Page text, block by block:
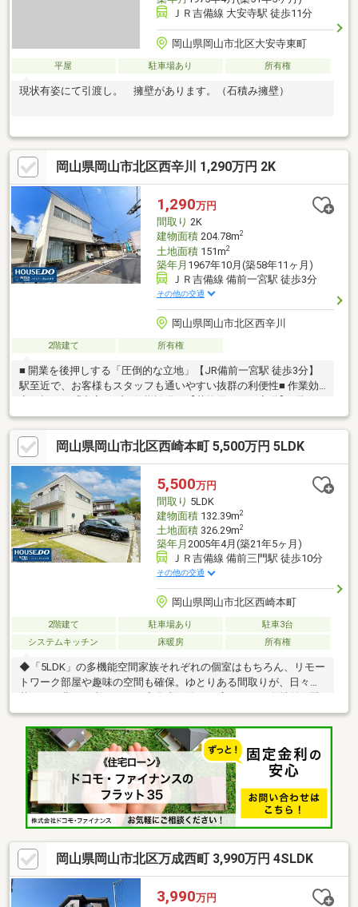
ＪＲ吉備線 大安寺駅 徒歩11分
岡山県岡山市北区大安寺東町
平屋 駐車場あり 所有権
現状有姿にて引渡し。 擁壁があります。（石積み擁壁）
岡山県岡山市北区西辛川 1,290万円 2K
1,290万円
間取り 2K
建物面積204.78m2
土地面積151m2
築年月 1967年10月(築58年11ヶ月)
ＪＲ吉備線 備前一宮駅 徒歩3分
その他の交通
岡山県岡山市北区西辛川
2階建て 所有権
■ 開業を後押しする「圧倒的な立地」【JR備前一宮駅 徒歩3分】
駅至近で、お客様もスタッフも通いやすい抜群の利便性■ 作業効
階の荷物移動がスムーズに。重たい在庫や資材も楽々！【水圧ポ
ンプ・エアコン完備】事業用途でも安心の設備。エアコン3台付き
で、初期費用を抑えてスタート■ 多彩な夢を叶える「広大なスペ
ース」【防水施工済みの屋上】見晴らし抜群。休憩スペースや、
屋外の作業場としても活用可【近隣駐車場引継ぎ可】お車での来
客や搬入に必要な駐車スペースも確保しやすい環境です
岡山県岡山市北区西崎本町 5,500万円 5LDK
5,500万円
間取り 5LDK
建物面積132.39m2
土地面積326.29m2
築年月 2005年4月(築21年5ヶ月)
ＪＲ吉備線 備前三門駅 徒歩10分
その他の交通
岡山県岡山市北区西崎本町
2階建て 駐車場あり
駐車3台
システムキッチン
床暖房 所有権
◆「5LDK」の多機能空間家族それぞれの個室はもちろん、リモー
トワーク部屋や趣味の空間も確保。ゆとりある間取りが、日々の
車やガーデニング、お子様の遊び場など使い方は自由自在。プラ
イベート感のあるお庭づくりも楽しめます。◆通学も安心、子育
てに優しい文教エリア三門小学校（徒歩8分）、石井中学校（徒歩
9分）と教育施設が徒歩圏内に充実。共働き世帯にも嬉しい、穏や
かな子育て環境です。◆「備前三門」駅まで徒歩10分の利便性岡
山駅へのアクセスも良好。駅周辺の利便性と、住宅地の落ち着き
を両立させた、資産価値も期待できる好立地です。
岡山県岡山市北区万成西町 3,990万円 4SLDK
3,990万円